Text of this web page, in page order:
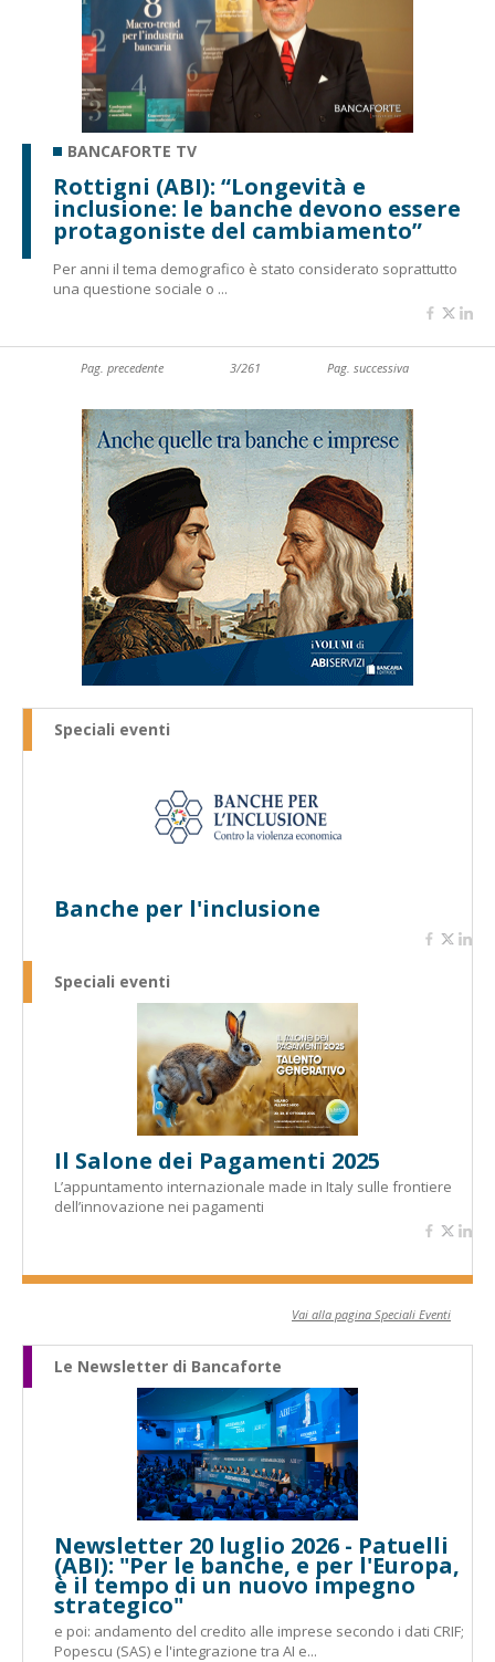
BANCAFORTE TV
Rottigni (ABI): “Longevità e
inclusione: le banche devono essere
protagoniste del cambiamento”
Per anni il tema demografico è stato considerato soprattutto
una questione sociale o ...
Pag. precedente 3/261 Pag. successiva
Speciali eventi
Banche per l'inclusione
Speciali eventi
Il Salone dei Pagamenti 2025
L’appuntamento internazionale made in Italy sulle frontiere
dell’innovazione nei pagamenti
Vai alla pagina Speciali Eventi
Le Newsletter di Bancaforte
Newsletter 20 luglio 2026 - Patuelli
(ABI): "Per le banche, e per l'Europa,
è il tempo di un nuovo impegno
strategico"
e poi: andamento del credito alle imprese secondo i dati CRIF;
Popescu (SAS) e l'integrazione tra AI e...